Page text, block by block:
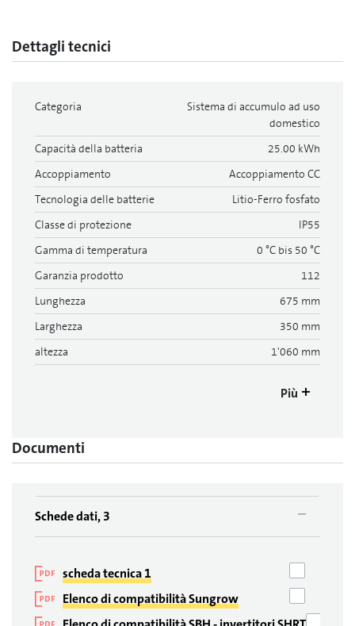
Dettagli tecnici
Categoria
Sistema di accumulo ad uso
domestico
Capacità della batteria
25.00 kWh
Accoppiamento
Accoppiamento CC
Tecnologia delle batterie
Litio-Ferro fosfato
Classe di protezione
IP55
Gamma di temperatura
0 °C bis 50 °C
Garanzia prodotto
112
Lunghezza
675 mm
Larghezza
350 mm
altezza
1'060 mm
Più
Documenti
Schede dati, 3
scheda tecnica 1
Elenco di compatibilità Sungrow